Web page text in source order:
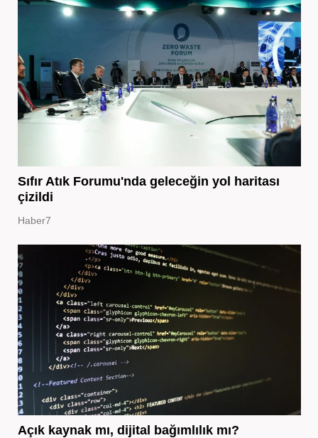
Sıfır Atık Forumu'nda geleceğin yol haritası
çizildi
Haber7
Açık kaynak mı, dijital bağımlılık mı?